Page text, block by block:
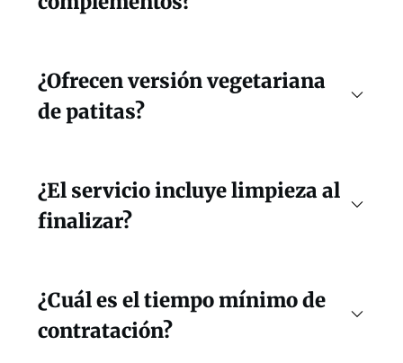
¿Ofrecen versión vegetariana
de patitas?
¿El servicio incluye limpieza al
finalizar?
¿Cuál es el tiempo mínimo de
contratación?